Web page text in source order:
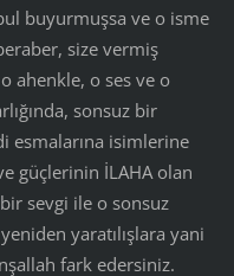
buyurmuşsa ve o isme
size vermiş
ahenkle, o ses ve o
sonsuz bir
esmalarına isimlerine
güçlerinin İLAHA olan
sevgi ile o sonsuz
yaratılışlara yani
fark edersiniz.